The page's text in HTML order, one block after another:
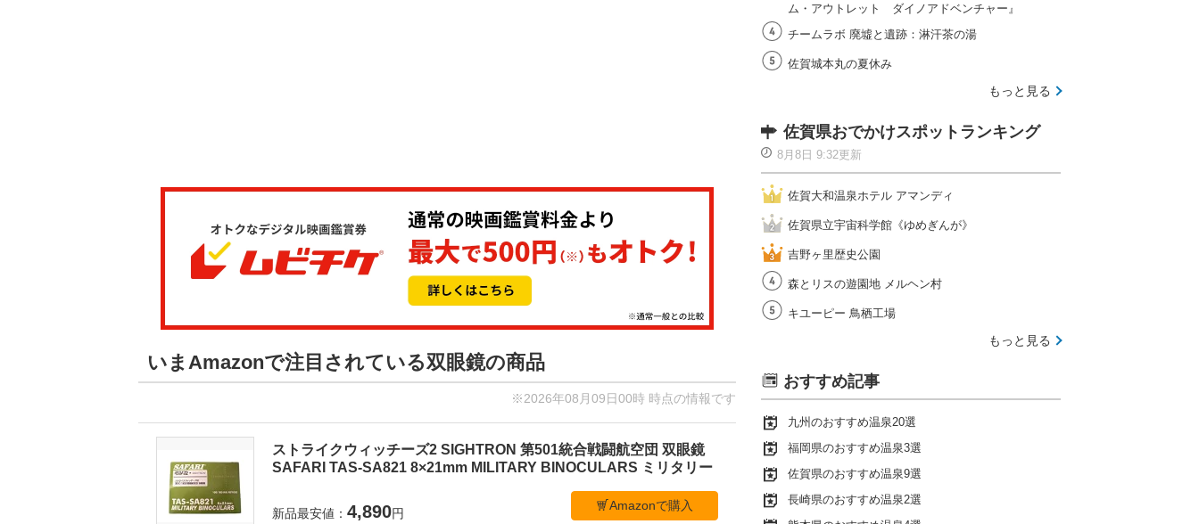
いまAmazonで注目されている双眼鏡の商品
※2026年08月09日00時 時点の情報です
ストライクウィッチーズ2 SIGHTRON 第501統合戦闘航空団 双眼鏡
SAFARI TAS-SA821 8×21mm MILITARY BINOCULARS ミリタリー
新品最安値： 4,890円
Amazonで購入
ム・アウトレット ダイノアドベンチャー』
チームラボ 廃墟と遺跡：淋汗茶の湯
佐賀城本丸の夏休み
もっと見る
佐賀県おでかけスポットランキング
8月8日 9:32更新
佐賀大和温泉ホテル アマンディ
佐賀県立宇宙科学館《ゆめぎんが》
吉野ヶ里歴史公園
森とリスの遊園地 メルヘン村
キユーピー 鳥栖工場
もっと見る
おすすめ記事
九州のおすすめ温泉20選
福岡県のおすすめ温泉3選
佐賀県のおすすめ温泉9選
長崎県のおすすめ温泉2選